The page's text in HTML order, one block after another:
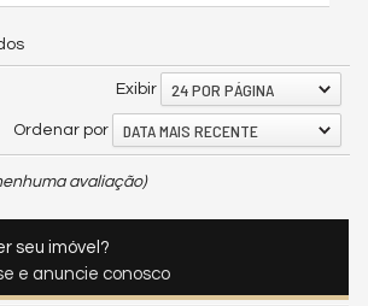
Exibir 24 POR PÁGINA
Ordenar por DATA MAIS RECENTE
avaliação)
seu imóvel?
e anuncie conosco